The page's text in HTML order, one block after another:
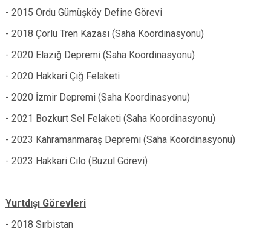
- 2015 Ordu Gümüşköy Define Görevi
- 2018 Çorlu Tren Kazası (Saha Koordinasyonu)
- 2020 Elazığ Depremi (Saha Koordinasyonu)
- 2020 Hakkari Çığ Felaketi
- 2020 İzmir Depremi (Saha Koordinasyonu)
- 2021 Bozkurt Sel Felaketi (Saha Koordinasyonu)
- 2023 Kahramanmaraş Depremi (Saha Koordinasyonu)
- 2023 Hakkari Cilo (Buzul Görevi)
Yurtdışı Görevleri
- 2018 Sırbistan